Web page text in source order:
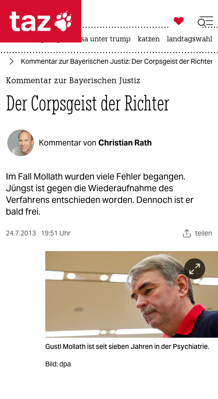
 taz zahl ich
taz zahl ich
politik
öko
gesellschaft
kultur
sport
fragen & hilfe

taz zahl ich
usa unter trump katzen landtagswahl
Kommentar zur Bayerischen Justiz: Der Corpsgeist der Richter
Kommentar zur Bayerischen Justiz
Der Corpsgeist der Richter
Kommentar von Christian Rath
Im Fall Mollath wurden viele Fehler begangen.
Jüngst ist gegen die Wiederaufnahme des
Verfahrens entschieden worden. Dennoch ist er
bald frei.
24.7.2013 19:51 Uhr teilen
Gustl Mollath ist seit sieben Jahren in der Psychiatrie.
Bild: dpa